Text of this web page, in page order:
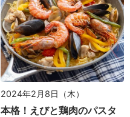
2024年2月8日（木）
本格！えびと鶏肉のパスタ